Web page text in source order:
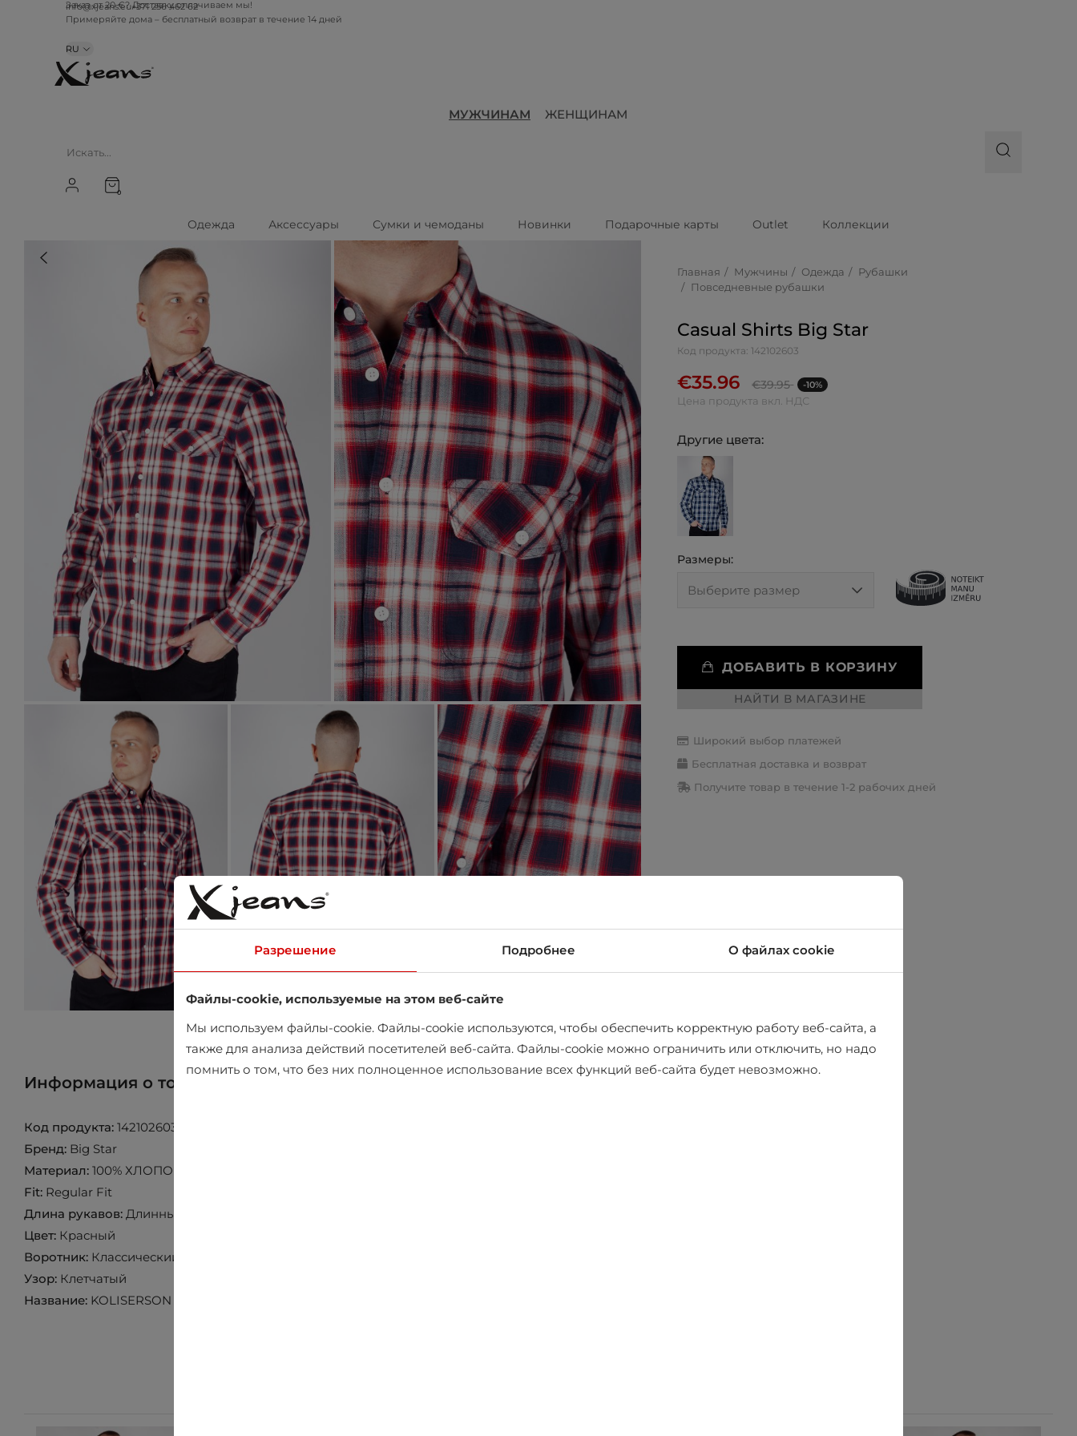
info@xjeans.eu+371 256 462 62
Заказ от 20 €? Доставку оплачиваем мы!
RU
МУЖЧИНАМ ЖЕНЩИНАМ
0
Одежда Аксессуары Сумки и чемоданы Новинки Подарочные карты Outlet Коллекции
Главная Мужчины Одежда
Рубашки
Повседневные рубашки
Casual Shirts Big Star
Код продукта: 142102603
€35.96 €39.95 -10%
Цена продукта вкл. НДС
Другие цвета:
Размеры:
ДОБАВИТЬ В КОРЗИНУ
НАЙТИ В МАГАЗИНЕ
Широкий выбор платежей
Бесплатная доставка и возврат
Получите товар в течение 1-2 рабочих дней
Информация о товаре
Код продукта: 142102603
Бренд: Big Star
Материал: 100% ХЛОПОК
Fit: Regular Fit
Длина рукавов: Длинный рукав
Цвет: Красный
Воротник: Классический воротник
Узор: Клетчатый
Название: KOLISERSON
Разрешение Подробнее О файлах cookie
Файлы-cookie, используемые на этом веб-сайте
Мы используем файлы-cookie. Файлы-cookie используются, чтобы обеспечить корректную работу веб-сайта, а
также для анализа действий посетителей веб-сайта. Файлы-cookie можно ограничить или отключить, но надо
помнить о том, что без них полноценное использование всех функций веб-сайта будет невозможно.